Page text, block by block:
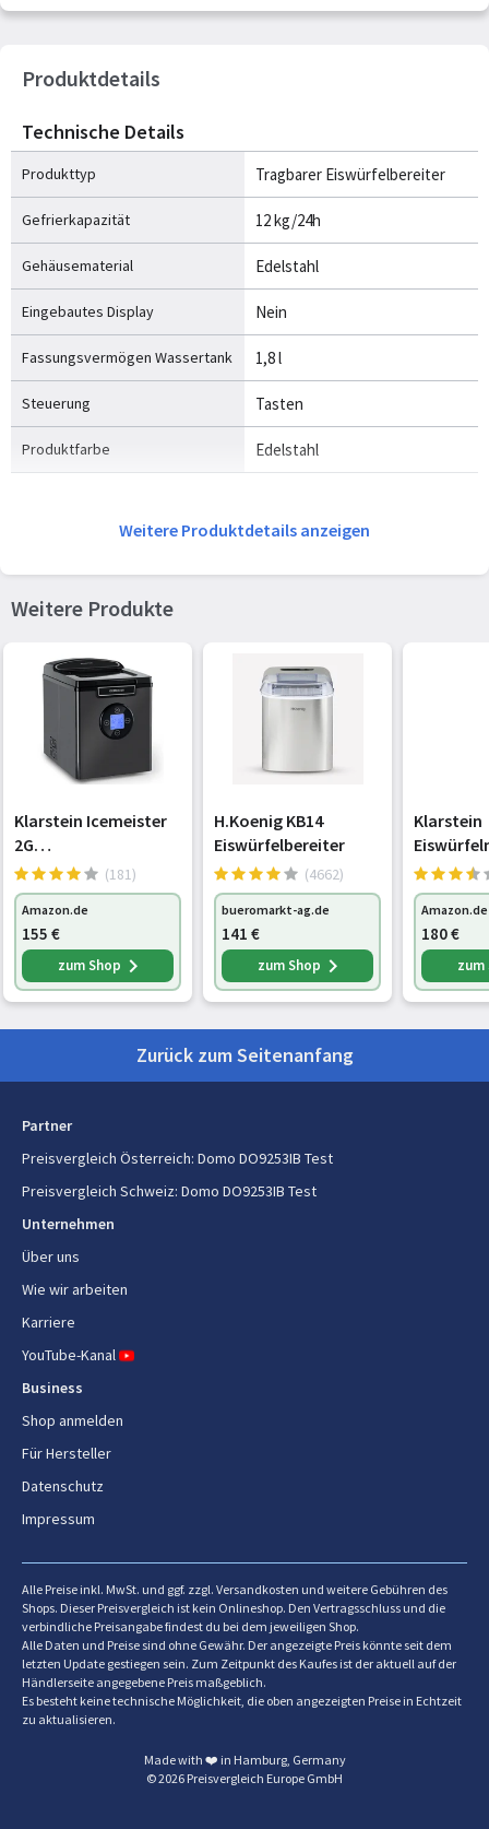
Produktdetails
Technische Details
Produkttyp Tragbarer Eiswürfelbereiter
Gefrierkapazität 12 kg/24h
Gehäusematerial Edelstahl
Eingebautes Display Nein
Fassungsvermögen Wassertank 1,8 l
Steuerung Tasten
Produktfarbe Edelstahl
Weitere Produktdetails anzeigen
Weitere Produkte
Klarstein Icemeister
2G
Eiswürfelmaschine,
12 kg/24 h,
Produktion in 6-10
Minuten, 3
Eiswürfelgrößen, 1,8 l
Wassertank, LCD-
Eiswürfelmaschine,
(181)
Amazon.de
155 €
zum Shop
H.Koenig KB14
Eiswürfelbereiter
(4662)
bueromarkt-ag.de
141 €
zum Shop
Klarstein
Klein, 2 L
für 12 kg
Kleine
Amazon.de
180€
Zurück zum Seitenanfang
Partner
Preisvergleich Österreich: Domo DO9253IB Test
Preisvergleich Schweiz: Domo DO9253IB Test
Unternehmen
Über uns
Wie wir arbeiten
Karriere
YouTube-Kanal
Business
Shop anmelden
Für Hersteller
Datenschutz
Impressum
Alle Preise inkl. MwSt. und ggf. zzgl. Versandkosten und weitere Gebühren des
Shops. Dieser Preisvergleich ist kein Onlineshop. Den Vertragsschluss und die
verbindliche Preisangabe findest du bei dem jeweiligen Shop.
Alle Daten und Preise sind ohne Gewähr. Der angezeigte Preis könnte seit dem
letzten Update gestiegen sein. Zum Zeitpunkt des Kaufes ist der aktuell auf der
Händlerseite angegebene Preis maßgeblich.
Es besteht keine technische Möglichkeit, die oben angezeigten Preise in Echtzeit
zu aktualisieren.
Made with ❤️ in Hamburg, Germany
© 2026 Preisvergleich Europe GmbH